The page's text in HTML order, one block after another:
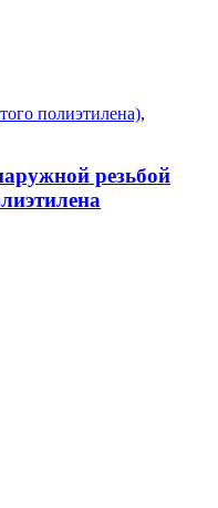
полиэтилена),
резьбой